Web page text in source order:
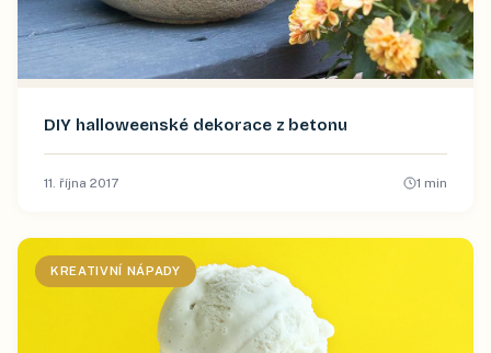
DIY halloweenské dekorace z betonu
11. října 2017 1 min
KREATIVNÍ NÁPADY